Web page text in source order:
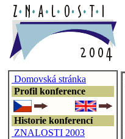
Domovská stránka
Profil konference
Historie konferencí
ZNALOSTI 2003